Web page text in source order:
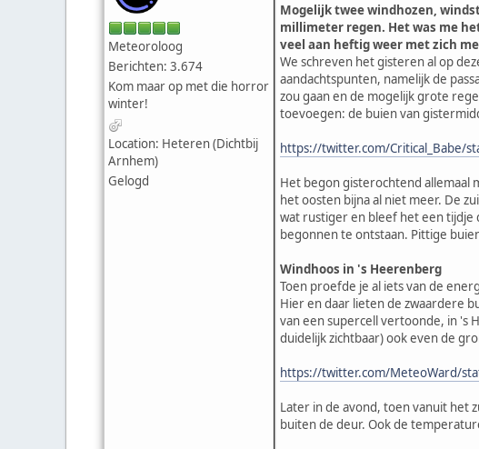
Meteoroloog
Berichten: 3.674
Kom maar op met die horror
winter!
Location: Heteren (Dichtbij
Arnhem)
Gelogd
Mogelijk twee windhozen,
millimeter regen. Het was me
veel aan heftig weer met zich
We schreven het gisteren al op
aandachtspunten, namelijk de
zou gaan en de mogelijk grote
toevoegen: de buien van
https://twitter.com/Critical_Babe/
Het begon gisterochtend allemaal
het oosten bijna al niet meer. De
wat rustiger en bleef het een tijdje
begonnen te ontstaan. Pittige
Windhoos in 's Heerenberg
Toen proefde je al iets van de
Hier en daar lieten de zwaardere
van een supercell vertoonde, in 's
duidelijk zichtbaar) ook even de
https://twitter.com/MeteoWard/
Later in de avond, toen vanuit het
buiten de deur. Ook de